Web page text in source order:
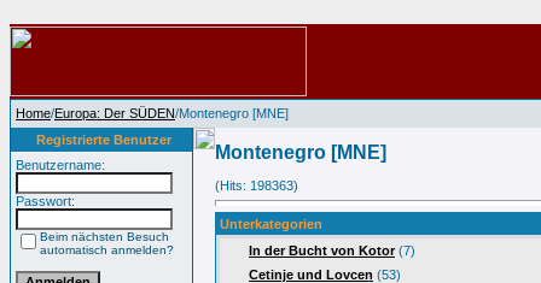
Home/Europa: Der SÜDEN/Montenegro [MNE]
Registrierte Benutzer
Benutzername:
Passwort:
Beim nächsten Besuch
automatisch anmelden?
Montenegro [MNE]
(Hits: 198363)
Unterkategorien
In der Bucht von Kotor(7)
Cetinje und Lovcen (53)